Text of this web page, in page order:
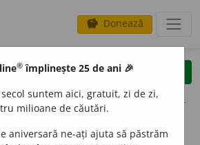
savings Donează
clear
opțiuni
® împlinește 25 de ani 🎉
suntem aici, gratuit, zi de zi,
milioane de căutări.
aniversară ne-ați ajuta să păstrăm